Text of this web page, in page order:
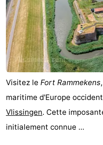
Walcherse
bos
Dishoek
-
Vlissingen
-
Middelburg
Zeeuws-
Vlaanderen
-
Sluis
-
Visitez le Fort Rammekens
maritime d'Europe
Vlissingen. Cette
initialement connue ...